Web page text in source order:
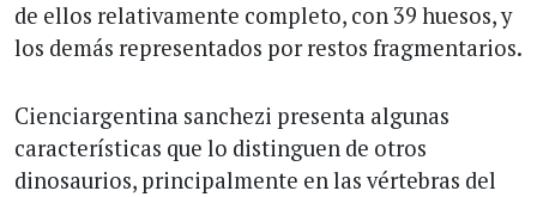
de ellos relativamente completo, con 39 huesos, y
los demás representados por restos fragmentarios.
Cienciargentina sanchezi presenta algunas
características que lo distinguen de otros
dinosaurios, principalmente en las vértebras del